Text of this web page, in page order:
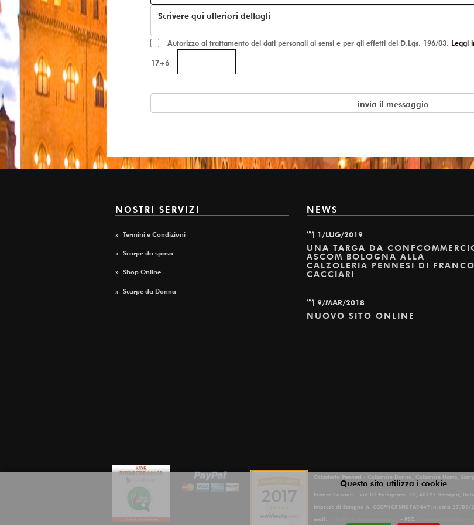
Autorizzo al trattamento dei dati personali ai sensi e per gli effetti del D.Lgs. 196/03. Leggi
17+6=
NOSTRI SERVIZI
Termini e Condizioni
» Scarpe da sposa
» Shop Online
Scarpe da Donna
NEWS
1/LUG/2019
UNA TARGA DA
ASCOM BOLOGNA ALLA
CALZOLERIA PENNESI DI FRANCO
CACCIARI
9/MAR/2018
NUOVO SITO ONLINE
Calzoleria Pennesi - Calzature Donna, Calzature Uomo,
Franco Cacciari - via Dè Falegnami 12, 40121 Bologna,
Imprese di Bologna n. CCCFNC58H07A944Y in data 27/
- PEC:
Questo sito utilizza i cookie